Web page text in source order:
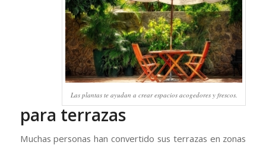
Las plantas te ayudan a crear espacios acogedores y frescos.
para terrazas
Muchas personas han convertido sus terrazas en zonas